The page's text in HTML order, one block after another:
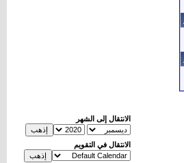
الانتقال إلى الشهر
الانتقال في التقويم